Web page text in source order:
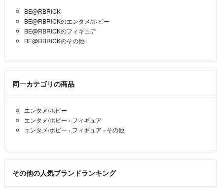
BE@RBRICK
BE@RBRICKのエンタメ/ホビー
BE@RBRICKのフィギュア
BE@RBRICKのその他
同一カテゴリの商品
エンタメ/ホビー
エンタメ/ホビー › フィギュア
エンタメ/ホビー › フィギュア › その他
その他の人気ブランドランキング